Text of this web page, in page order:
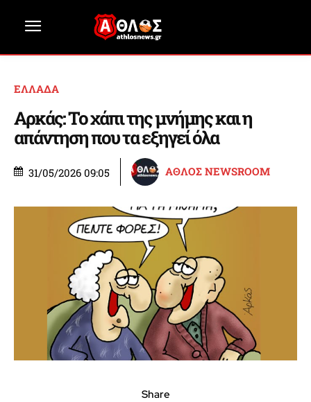
ΕΛΛΑΔΑ
Αρκάς: Το χάπι της μνήμης και η
απάντηση που τα εξηγεί όλα
31/05/2026 09:05 ΑΘΛΟΣ NEWSROOM
Share